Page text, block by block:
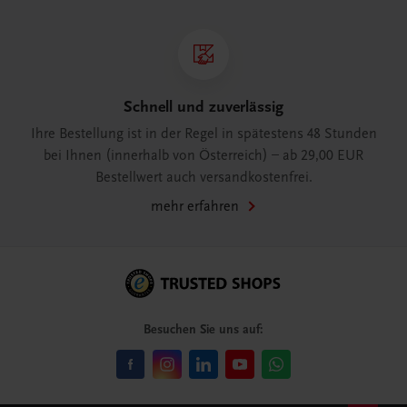
Schnell und zuverlässig
Ihre Bestellung ist in der Regel in spätestens 48 Stunden
bei Ihnen (innerhalb von Österreich) – ab 29,00 EUR
Bestellwert auch versandkostenfrei.
mehr erfahren
Besuchen Sie uns auf: